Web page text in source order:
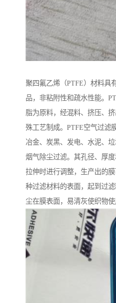
聚四氟乙烯（PTFE）材料具
品，非粘附性和疏水性能。
脂为原料，经混料、挤压、
殊工艺制成。PTFE空气过滤
冶金、炭黑、发电、水泥、
烟气除尘过滤。其孔径、厚
拉伸时进行调整，生产出的
种过滤材料的表面，起到过
尘在膜表面，易清灰使织物使